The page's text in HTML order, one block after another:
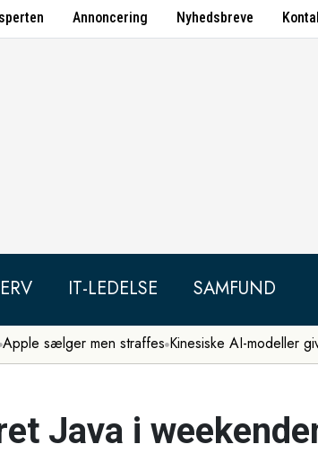
Annoncering Nyhedsbreve
IT-LEDELSE SAMFUND
Apple sælger men straffes Kinesiske AI-modeller
Java i